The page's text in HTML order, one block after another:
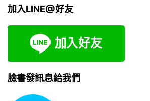
加入LINE@好友
臉書發訊息給我們